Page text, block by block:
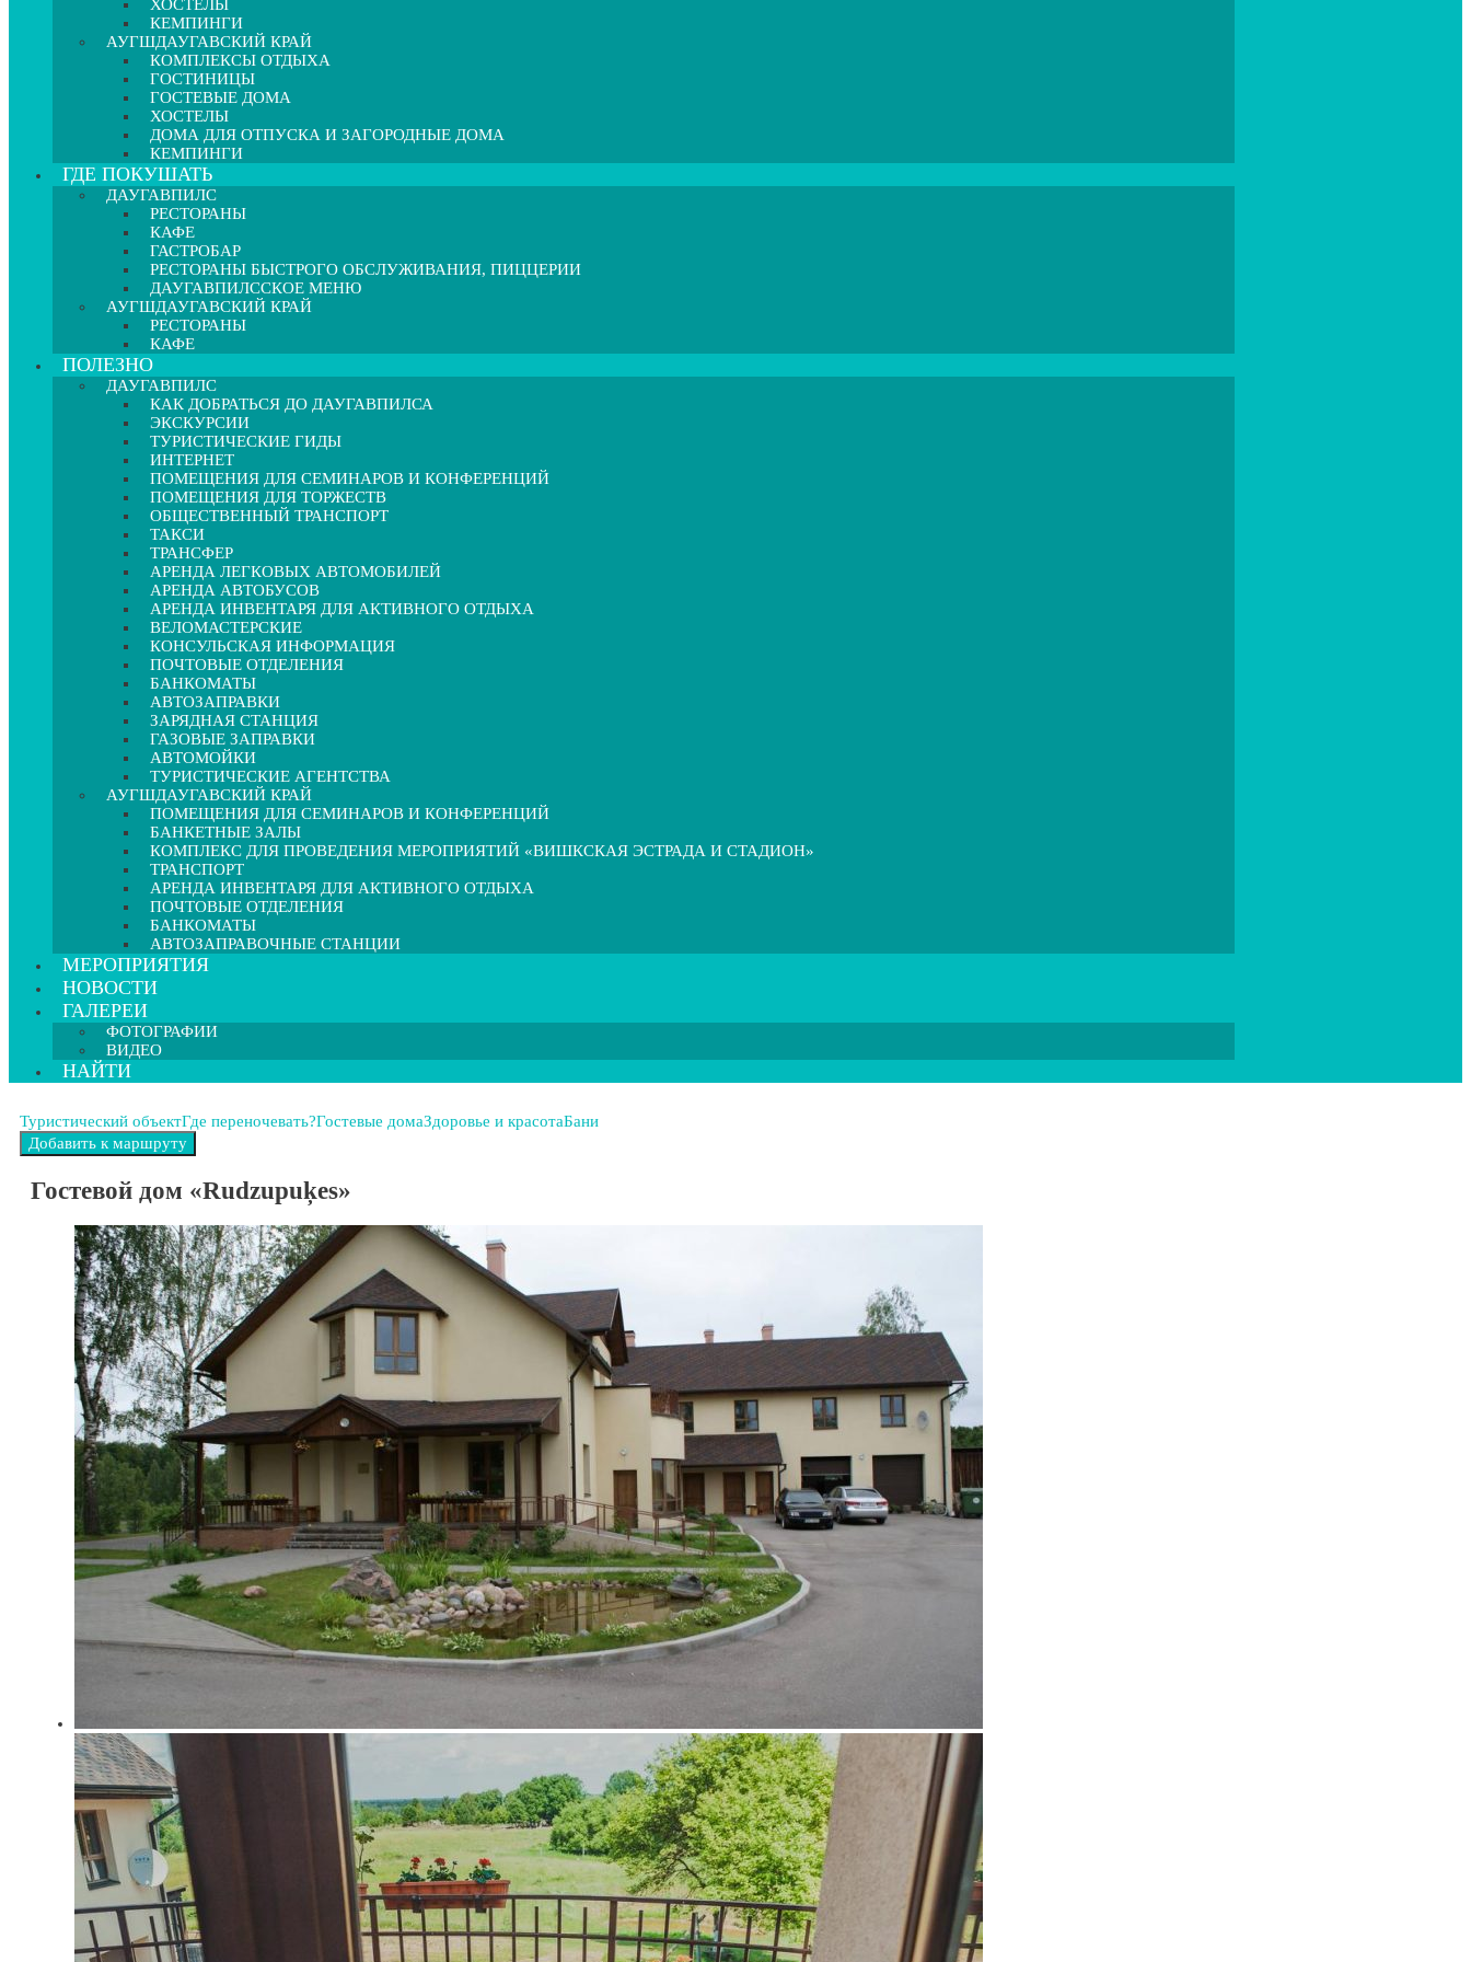
ХОСТЕЛЫ
КЕМПИНГИ
АУГШДАУГАВСКИЙ КРАЙ
КОМПЛЕКСЫ ОТДЫХА
ГОСТИНИЦЫ
ГОСТЕВЫЕ ДОМА
ХОСТЕЛЫ
ДОМА ДЛЯ ОТПУСКА И ЗАГОРОДНЫЕ ДОМА
КЕМПИНГИ
ГДЕ ПОКУШАТЬ
ДАУГАВПИЛС
РЕСТОРАНЫ
КАФЕ
ГАСТРОБАР
РЕСТОРАНЫ БЫСТРОГО ОБСЛУЖИВАНИЯ, ПИЦЦЕРИИ
ДАУГАВПИЛССКОЕ МЕНЮ
АУГШДАУГАВСКИЙ КРАЙ
РЕСТОРАНЫ
КАФЕ
ПОЛЕЗНО
ДАУГАВПИЛС
КАК ДОБРАТЬСЯ ДО ДАУГАВПИЛСА
ЭКСКУРСИИ
ТУРИСТИЧЕСКИЕ ГИДЫ
ИНТЕРНЕТ
ПОМЕЩЕНИЯ ДЛЯ СЕМИНАРОВ И КОНФЕРЕНЦИЙ
ПОМЕЩЕНИЯ ДЛЯ ТОРЖЕСТВ
ОБЩЕСТВЕННЫЙ ТРАНСПОРТ
ТАКСИ
ТРАНСФЕР
АРЕНДА ЛЕГКОВЫХ АВТОМОБИЛЕЙ
АРЕНДА АВТОБУСОВ
АРЕНДА ИНВЕНТАРЯ ДЛЯ АКТИВНОГО ОТДЫХА
ВЕЛОМАСТЕРСКИЕ
КОНСУЛЬСКАЯ ИНФОРМАЦИЯ
ПОЧТОВЫЕ ОТДЕЛЕНИЯ
БАНКОМАТЫ
АВТОЗАПРАВКИ
ЗАРЯДНАЯ СТАНЦИЯ
ГАЗОВЫЕ ЗАПРАВКИ
АВТОМОЙКИ
ТУРИСТИЧЕСКИЕ АГЕНТСТВА
АУГШДАУГАВСКИЙ КРАЙ
ПОМЕЩЕНИЯ ДЛЯ СЕМИНАРОВ И КОНФЕРЕНЦИЙ
БАНКЕТНЫЕ ЗАЛЫ
КОМПЛЕКС ДЛЯ ПРОВЕДЕНИЯ МЕРОПРИЯТИЙ «ВИШКСКАЯ ЭСТРАДА И СТАДИОН»
ТРАНСПОРТ
АРЕНДА ИНВЕНТАРЯ ДЛЯ АКТИВНОГО ОТДЫХА
ПОЧТОВЫЕ ОТДЕЛЕНИЯ
БАНКОМАТЫ
АВТОЗАПРАВОЧНЫЕ СТАНЦИИ
МЕРОПРИЯТИЯ
НОВОСТИ
ГАЛЕРЕИ
ФОТОГРАФИИ
ВИДЕО
НАЙТИ
Туристический объектГде переночевать?Гостевые домаЗдоровье и красотаБани
Гостевой дом «Rudzupuķes»